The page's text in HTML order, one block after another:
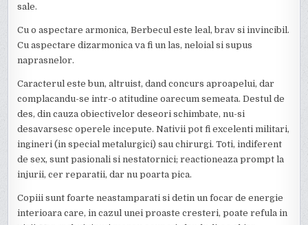
sale.
Cu o aspectare armonica, Berbecul este leal, brav si invincibil.
Cu aspectare dizarmonica va fi un las, neloial si supus
naprasnelor.
Caracterul este bun, altruist, dand concurs aproapelui, dar
complacandu-se intr-o atitudine oarecum semeata. Destul de
des, din cauza obiectivelor deseori schimbate, nu-si
desavarsesc operele incepute. Nativii pot fi excelenti militari,
ingineri (in special metalurgici) sau chirurgi. Toti, indiferent
de sex, sunt pasionali si nestatornici; reactioneaza prompt la
injurii, cer reparatii, dar nu poarta pica.
Copiii sunt foarte neastamparati si detin un focar de energie
interioara care, in cazul unei proaste cresteri, poate refula in